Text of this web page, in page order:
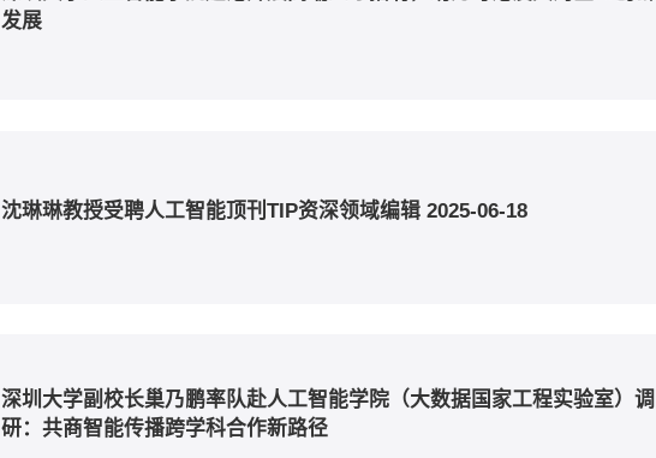
发展
沈琳琳教授受聘人工智能顶刊TIP资深领域编辑 2025-06-18
深圳大学副校长巢乃鹏率队赴人工智能学院（大数据国家工程实验室）调
研：共商智能传播跨学科合作新路径